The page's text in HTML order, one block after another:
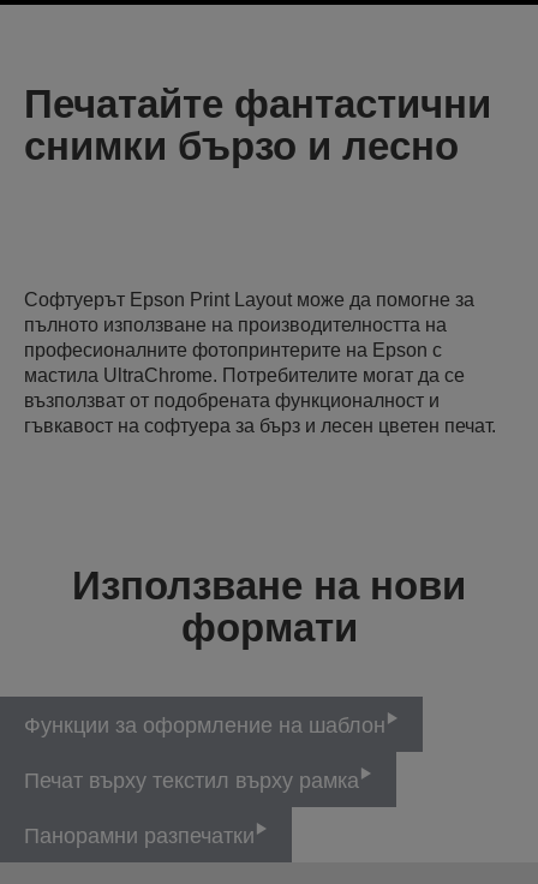
Печатайте фантастични
снимки бързо и лесно
Софтуерът Epson Print Layout може да помогне за
пълното използване на производителността на
професионалните фотопринтерите на Epson с
мастила UltraChrome. Потребителите могат да се
възползват от подобрената функционалност и
гъвкавост на софтуера за бърз и лесен цветен печат.
Използване на нови
формати
Функции за оформление на шаблон
Печат върху текстил върху рамка
Панорамни разпечатки